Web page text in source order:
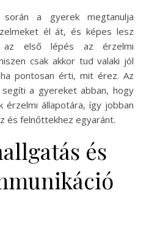
során a gyerek megtanulja
él át, és képes lesz
az első lépés az érzelmi
csak akkor tud valaki jól
pontosan érti, mit érez. Az
a gyereket abban, hogy
érzelmi állapotára, így jobban
és felnőttekhez egyaránt.
és